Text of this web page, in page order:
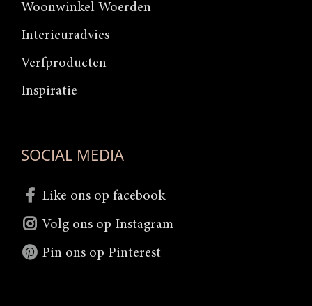
Woonwinkel Woerden
Interieuradvies
Verfproducten
Inspiratie
SOCIAL MEDIA
Like ons op facebook
Volg ons op Instagram
Pin ons op Pinterest